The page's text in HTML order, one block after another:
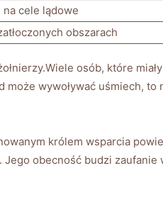
cele lądowe
obszarach
osób, ⁢które‌
wywoływać uśmiech,
królem​ wsparcia
obecność budzi zaufanie